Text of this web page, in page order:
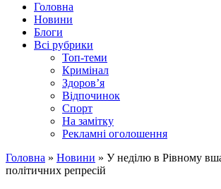
Головна
Новини
Блоги
Всі рубрики
Топ-теми
Кримінал
Здоров’я
Відпочинок
Спорт
На замітку
Рекламні оголошення
Головна » Новини » У неділю в Рівному
політичних репресій